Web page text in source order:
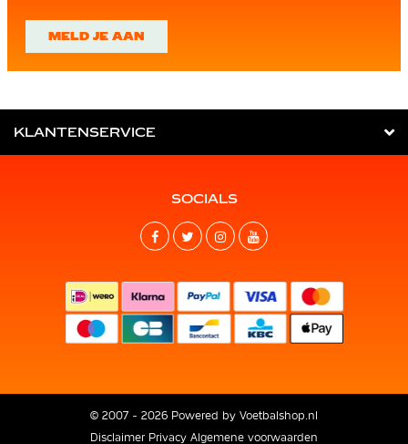
MELD JE AAN
KLANTENSERVICE
SOCIALS
© 2007 - 2026 Powered by Voetbalshop.nl
Disclaimer Privacy Algemene voorwaarden